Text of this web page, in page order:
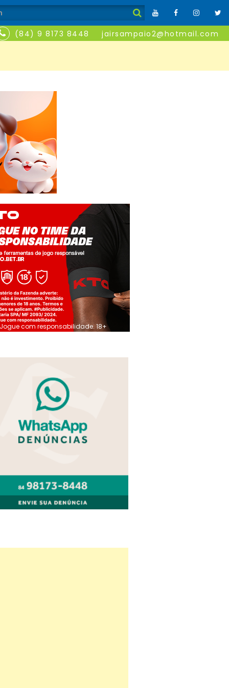
(84) 9 8173 8448 jairsampaio2@hotmail.com
Jogue com responsabilidade. 18+